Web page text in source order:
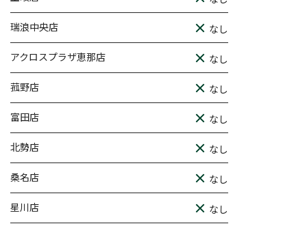
瑞浪中央店 なし
アクロスプラザ恵那店 なし
菰野店 なし
富田店 なし
北勢店 なし
桑名店 なし
星川店 なし